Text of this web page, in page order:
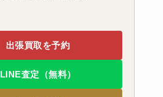
出張買取を予約
LINE査定（無料）